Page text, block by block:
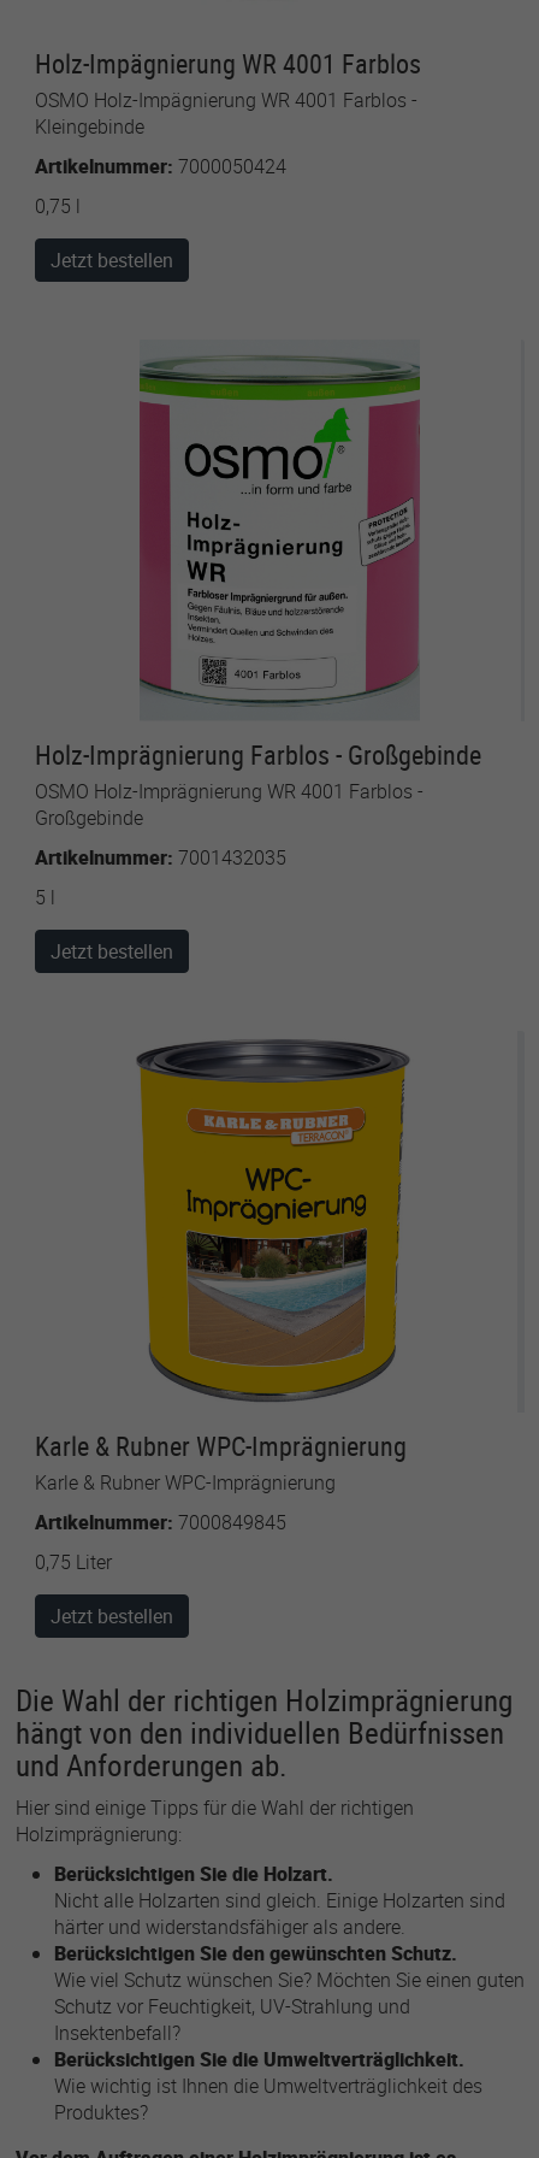
Holz-Impägnierung WR 4001 Farblos
OSMO Holz-Impägnierung WR 4001 Farblos -
Kleingebinde
Artikelnummer: 7000050424
0,75 l
Jetzt bestellen
Holz-Imprägnierung Farblos - Großgebinde
OSMO Holz-Imprägnierung WR 4001 Farblos -
Großgebinde
Artikelnummer: 7001432035
5 l
Jetzt bestellen
Karle & Rubner WPC-Imprägnierung
Karle & Rubner WPC-Imprägnierung
Artikelnummer: 7000849845
0,75 Liter
Jetzt bestellen
Die Wahl der richtigen Holzimprägnierung
hängt von den individuellen Bedürfnissen
und Anforderungen ab.
Hier sind einige Tipps für die Wahl der richtigen
Holzimprägnierung:
Berücksichtigen Sie die Holzart.
Nicht alle Holzarten sind gleich. Einige Holzarten sind
härter und widerstandsfähiger als andere.
Berücksichtigen Sie den gewünschten Schutz.
Wie viel Schutz wünschen Sie? Möchten Sie einen guten
Schutz vor Feuchtigkeit, UV-Strahlung und
Insektenbefall?
Berücksichtigen Sie die Umweltverträglichkeit.
Wie wichtig ist Ihnen die Umweltverträglichkeit des
Produktes?